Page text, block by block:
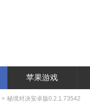
苹果游戏
> 秘境对决安卓版0.2.1.73542